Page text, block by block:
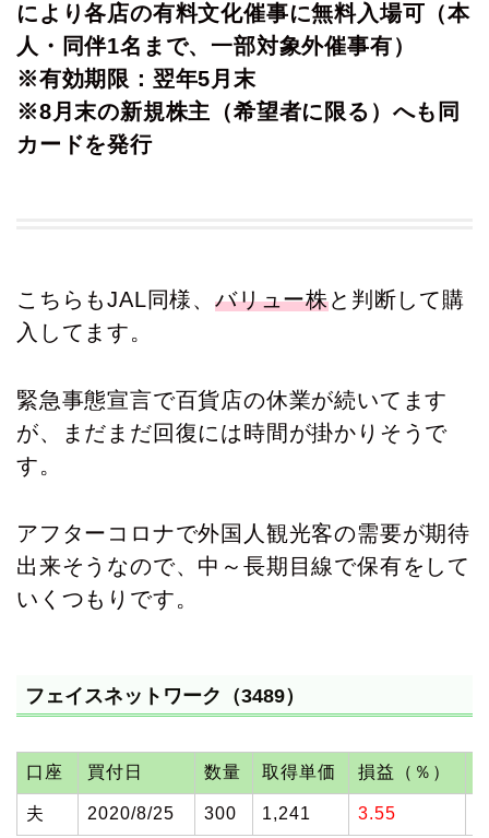
により各店の有料文化催事に無料入場可（本
人・同伴1名まで、一部対象外催事有）
※有効期限：翌年5月末
※8月末の新規株主（希望者に限る）へも同
カードを発行
こちらもJAL同様、 バリュー株と判断して購
入してます。
緊急事態宣言で百貨店の休業が続いてます
が、まだまだ回復には時間が掛かりそうで
す。
アフターコロナで外国人観光客の需要が期待
出来そうなので、中～長期目線で保有をして
いくつもりです。
フェイスネットワーク（3489）
口座 買付日 数量 取得単価 損益（％）
夫 2020/8/25 300 1,241 3.55